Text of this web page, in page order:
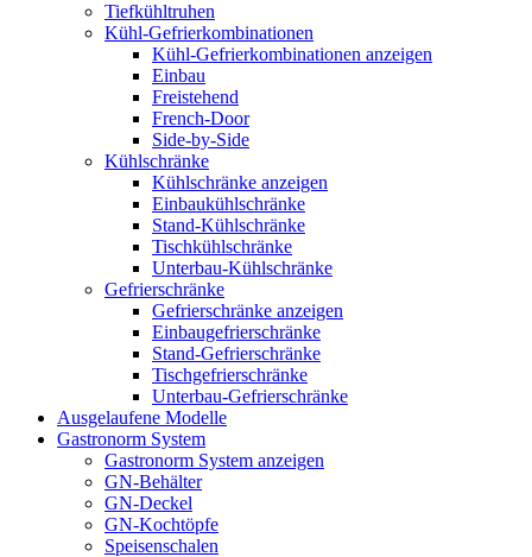
Tiefkühltruhen
Kühl-Gefrierkombinationen
Kühl-Gefrierkombinationen anzeigen
Einbau
Freistehend
French-Door
Side-by-Side
Kühlschränke
Kühlschränke anzeigen
Einbaukühlschränke
Stand-Kühlschränke
Tischkühlschränke
Unterbau-Kühlschränke
Gefrierschränke
Gefrierschränke anzeigen
Einbaugefrierschränke
Stand-Gefrierschränke
Tischgefrierschränke
Unterbau-Gefrierschränke
Ausgelaufene Modelle
Gastronorm System
Gastronorm System anzeigen
GN-Behälter
GN-Deckel
GN-Kochtöpfe
Speisenschalen